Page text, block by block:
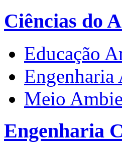
Ciências do
Educação
Engenharia
Meio
Engenharia